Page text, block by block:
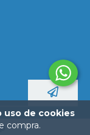
uso de cookies
compra.